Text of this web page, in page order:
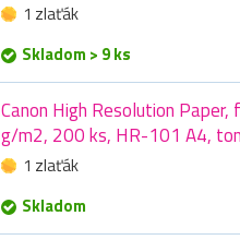
1 zlaťák
Skladom > 9 ks
Canon High Resolution
g/m2, 200 ks, HR-101 A4,
1 zlaťák
Skladom